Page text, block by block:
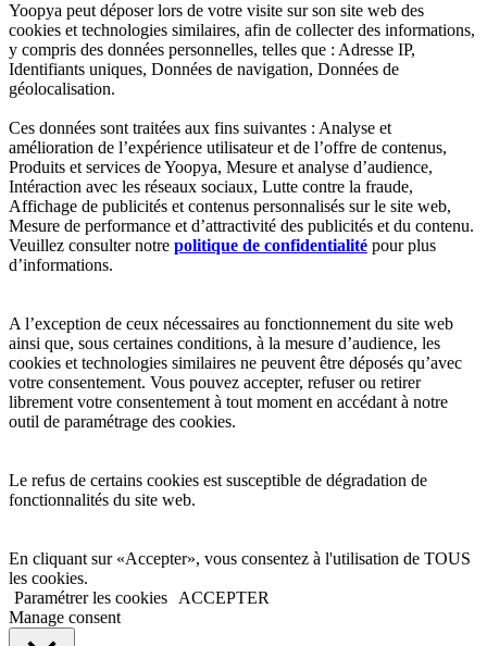
Yoopya peut déposer lors de votre visite sur son site web des
cookies et technologies similaires, afin de collecter des informations,
y compris des données personnelles, telles que : Adresse IP,
Identifiants uniques, Données de navigation, Données de
géolocalisation.
Ces données sont traitées aux fins suivantes : Analyse et
amélioration de l’expérience utilisateur et de l’offre de contenus,
Produits et services de Yoopya, Mesure et analyse d’audience,
Intéraction avec les réseaux sociaux, Lutte contre la fraude,
Affichage de publicités et contenus personnalisés sur le site web,
Mesure de performance et d’attractivité des publicités et du contenu.
Veuillez consulter notre politique de confidentialité pour plus
d’informations.
A l’exception de ceux nécessaires au fonctionnement du site web
ainsi que, sous certaines conditions, à la mesure d’audience, les
cookies et technologies similaires ne peuvent être déposés qu’avec
votre consentement. Vous pouvez accepter, refuser ou retirer
librement votre consentement à tout moment en accédant à notre
outil de paramétrage des cookies.
Le refus de certains cookies est susceptible de dégradation de
fonctionnalités du site web.
En cliquant sur «Accepter», vous consentez à l'utilisation de TOUS
les cookies.
Paramétrer les cookies
ACCEPTER
Manage consent